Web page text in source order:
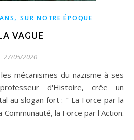
,SUR NOTRE ÉPOQUE
VAGUE
27/05/2020
d'Histoire, crée un
au slogan fort : " La Force par la
Communauté, la Force par l'Action.